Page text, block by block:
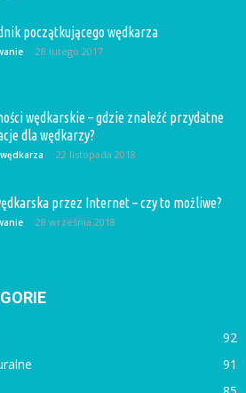
początkującego wędkarza
28 lutego 2017
wędkarskie – gdzie znaleźć przydatne
dla wędkarzy?
22 listopada 2018
przez Internet – czy to możliwe?
28 września 2018
92
91